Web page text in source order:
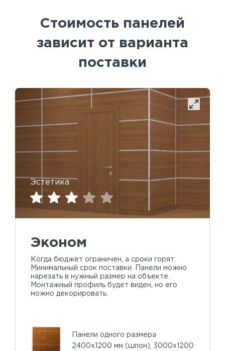
Стоимость панелей
зависит от варианта
поставки
Эстетика
Эконом
Когда бюджет ограничен, а сроки горят.
Минимальный срок поставки. Панели можно
нарезать в нужный размер на объекте.
Монтажный профиль будет виден, но его
можно декорировать.
Панели одного размера
2400х1200 мм (шпон), 3000х1200